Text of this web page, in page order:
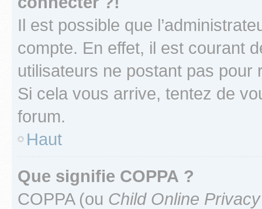
Il est possible que
compte. En effet, il est courant
utilisateurs ne postant pas pour
Si cela vous arrive, tentez de
forum.
Haut
Que signifie COPPA ?
COPPA (ou Child Online